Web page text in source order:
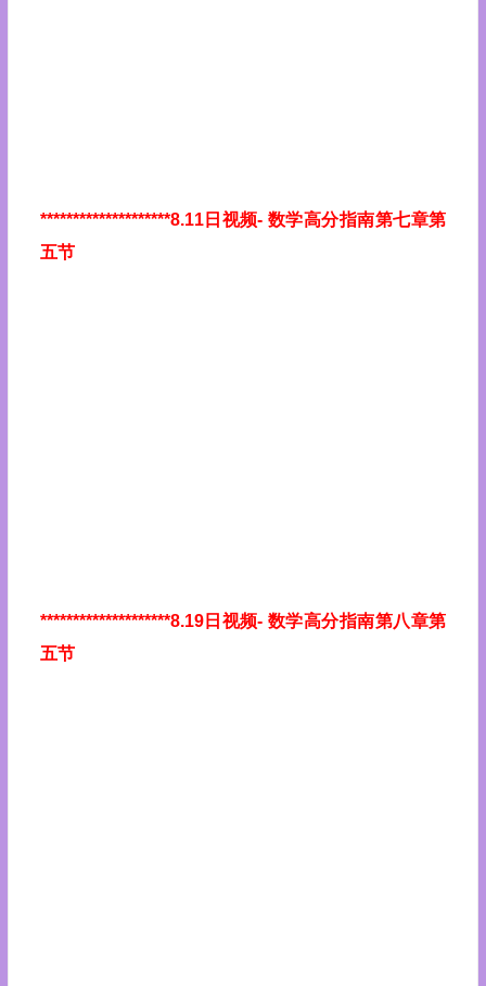
********************8.11日视频- 数学高分指南第七章第
五节
********************8.19日视频- 数学高分指南第八章第
五节